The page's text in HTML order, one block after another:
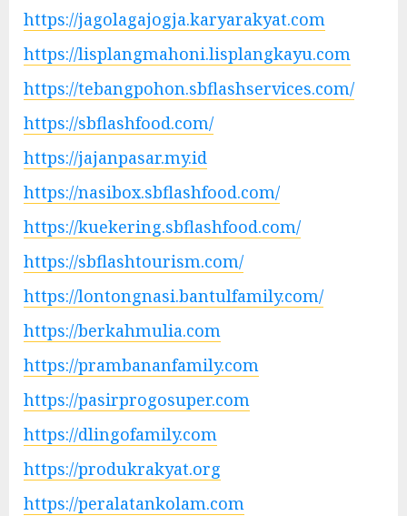
https://jagolagajogja.karyarakyat.com
https://lisplangmahoni.lisplangkayu.com
https://tebangpohon.sbflashservices.com/
https://sbflashfood.com/
https://jajanpasar.my.id
https://nasibox.sbflashfood.com/
https://kuekering.sbflashfood.com/
https://sbflashtourism.com/
https://lontongnasi.bantulfamily.com/
https://berkahmulia.com
https://prambananfamily.com
https://pasirprogosuper.com
https://dlingofamily.com
https://produkrakyat.org
https://peralatankolam.com